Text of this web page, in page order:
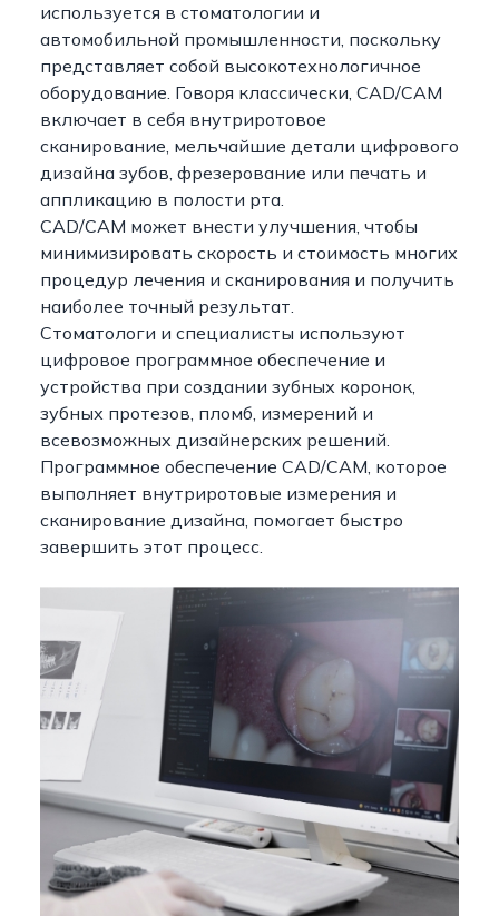
используется в стоматологии и
автомобильной промышленности, поскольку
представляет собой высокотехнологичное
оборудование. Говоря классически, CAD/CAM
включает в себя внутриротовое
сканирование, мельчайшие детали цифрового
дизайна зубов, фрезерование или печать и
аппликацию в полости рта.
CAD/CAM может внести улучшения, чтобы
минимизировать скорость и стоимость многих
процедур лечения и сканирования и получить
наиболее точный результат.
Стоматологи и специалисты используют
цифровое программное обеспечение и
устройства при создании зубных коронок,
зубных протезов, пломб, измерений и
всевозможных дизайнерских решений.
Программное обеспечение CAD/CAM, которое
выполняет внутриротовые измерения и
сканирование дизайна, помогает быстро
завершить этот процесс.